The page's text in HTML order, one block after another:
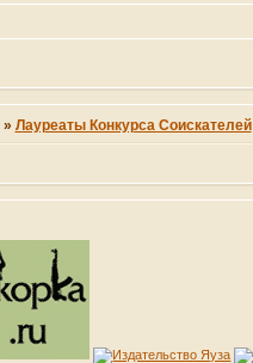
» Лауреаты Конкурса Соискателей